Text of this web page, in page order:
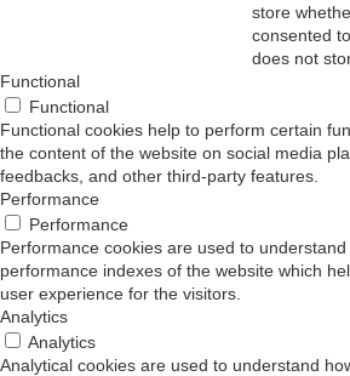
store
consented
does not
Functional
Functional
Functional cookies help to perform certain
the content of the website on social media
feedbacks, and other third-party features.
Performance
Performance
Performance cookies are used to
performance indexes of the website which
user experience for the visitors.
Analytics
Analytics
Analytical cookies are used to understand